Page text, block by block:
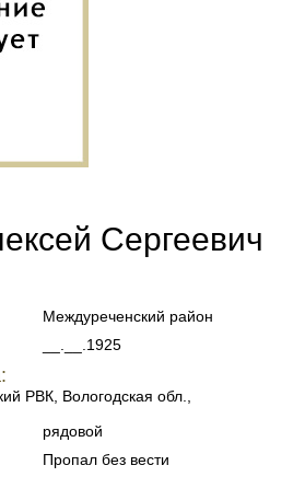
Сергеевич
Междуреченский район
__.__.1925
РВК, Вологодская обл.,
рядовой
Пропал без вести